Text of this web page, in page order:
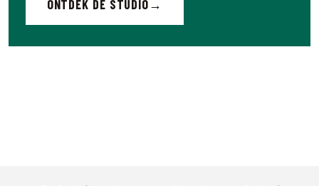
ONTDEK DE STUDIO